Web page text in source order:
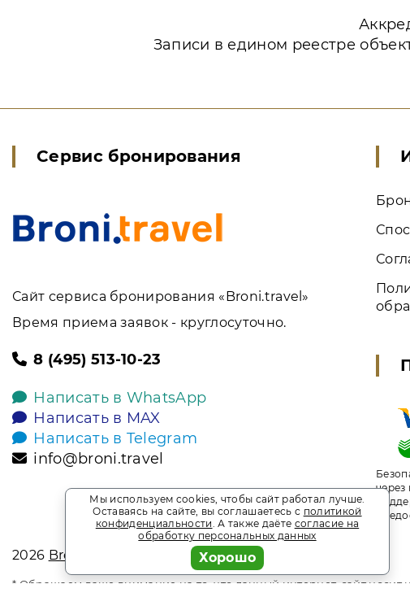
Записи в едином реестре
Сервис бронирования
Сайт сервиса бронирования «Broni.travel»
Время приема заявок - круглосуточно.
8 (495) 513-10-23
Написать в WhatsApp
Написать в MAX
Написать в Telegram
info@broni.travel
через
2026 Broni.travel
* Обращаем ваше внимание на то, что данный интернет-сайт носит
Мы используем cookies, чтобы сайт работал лучше.
Оставаясь на сайте, вы соглашаетесь с политикой
конфиденциальности. А также даёте согласие на
обработку персональных данных
Хорошо